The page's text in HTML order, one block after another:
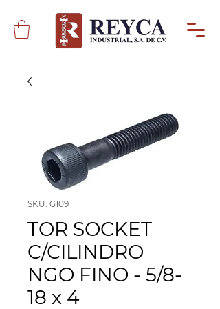
SKU: G109
TOR SOCKET
C/CILINDRO
NGO FINO - 5/8-
18 x 4